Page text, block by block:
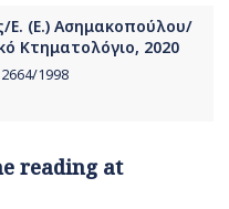
Ε. (Ε.) Ασημακοπούλου/
Κτηματολόγιο, 2020
2664/1998
reading at